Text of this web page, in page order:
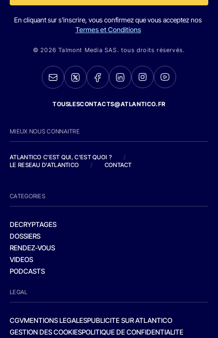
En cliquant sur s'inscrire, vous confirmez que vous acceptez nos
Termes et Conditions
© 2026 Talmont Media SAS. tous droits réservés.
TOUSLESCONTACTS@ATLANTICO.FR
MIEUX NOUS CONNAITRE
ATLANTICO C'EST QUI, C'EST QUOI ?
/
LE RESEAU D'ATLANTICO
/ CONTACT
CATEGORIES
DECRYPTAGES
DOSSIERS
RENDEZ-VOUS
VIDEOS
PODCASTS
LEGAL
CGVMENTIONS LEGALESPUBLICITE SUR ATLANTICO
GESTION DES COOKIESPOLITIQUE DE CONFIDENTIALITE